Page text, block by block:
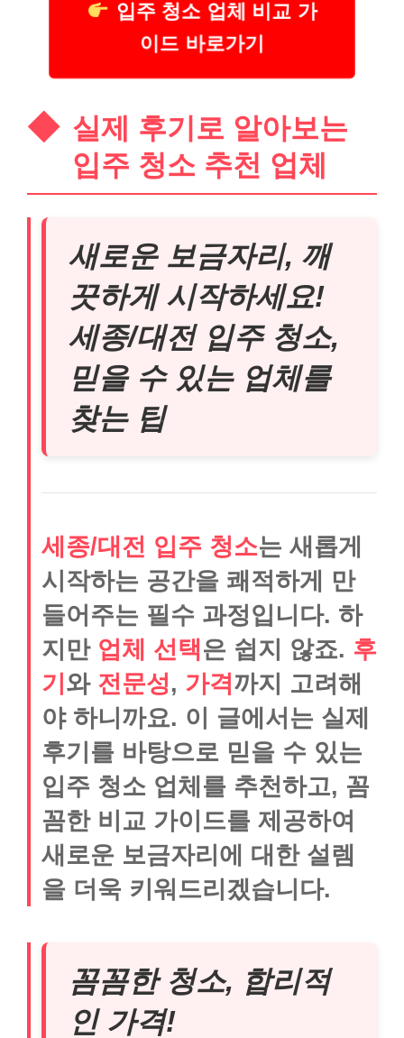
입주 청소 업체 비교 가
이드 바로가기
실제 후기로 알아보는
입주 청소 추천 업체
새로운 보금자리, 깨
끗하게 시작하세요!
세종/대전 입주 청소,
믿을 수 있는 업체를
찾는 팁
세종/대전 입주 청소는 새롭게
시작하는 공간을 쾌적하게 만
들어주는 필수 과정입니다. 하
지만 업체 선택은 쉽지 않죠. 후
기 와 전문성, 가격까지 고려해
야 하니까요. 이 글에서는 실제
후기를 바탕으로 믿을 수 있는
입주 청소 업체를 추천하고, 꼼
꼼한 비교 가이드를 제공하여
새로운 보금자리에 대한 설렘
을 더욱 키워드리겠습니다.
꼼꼼한 청소, 합리적
인 가격!